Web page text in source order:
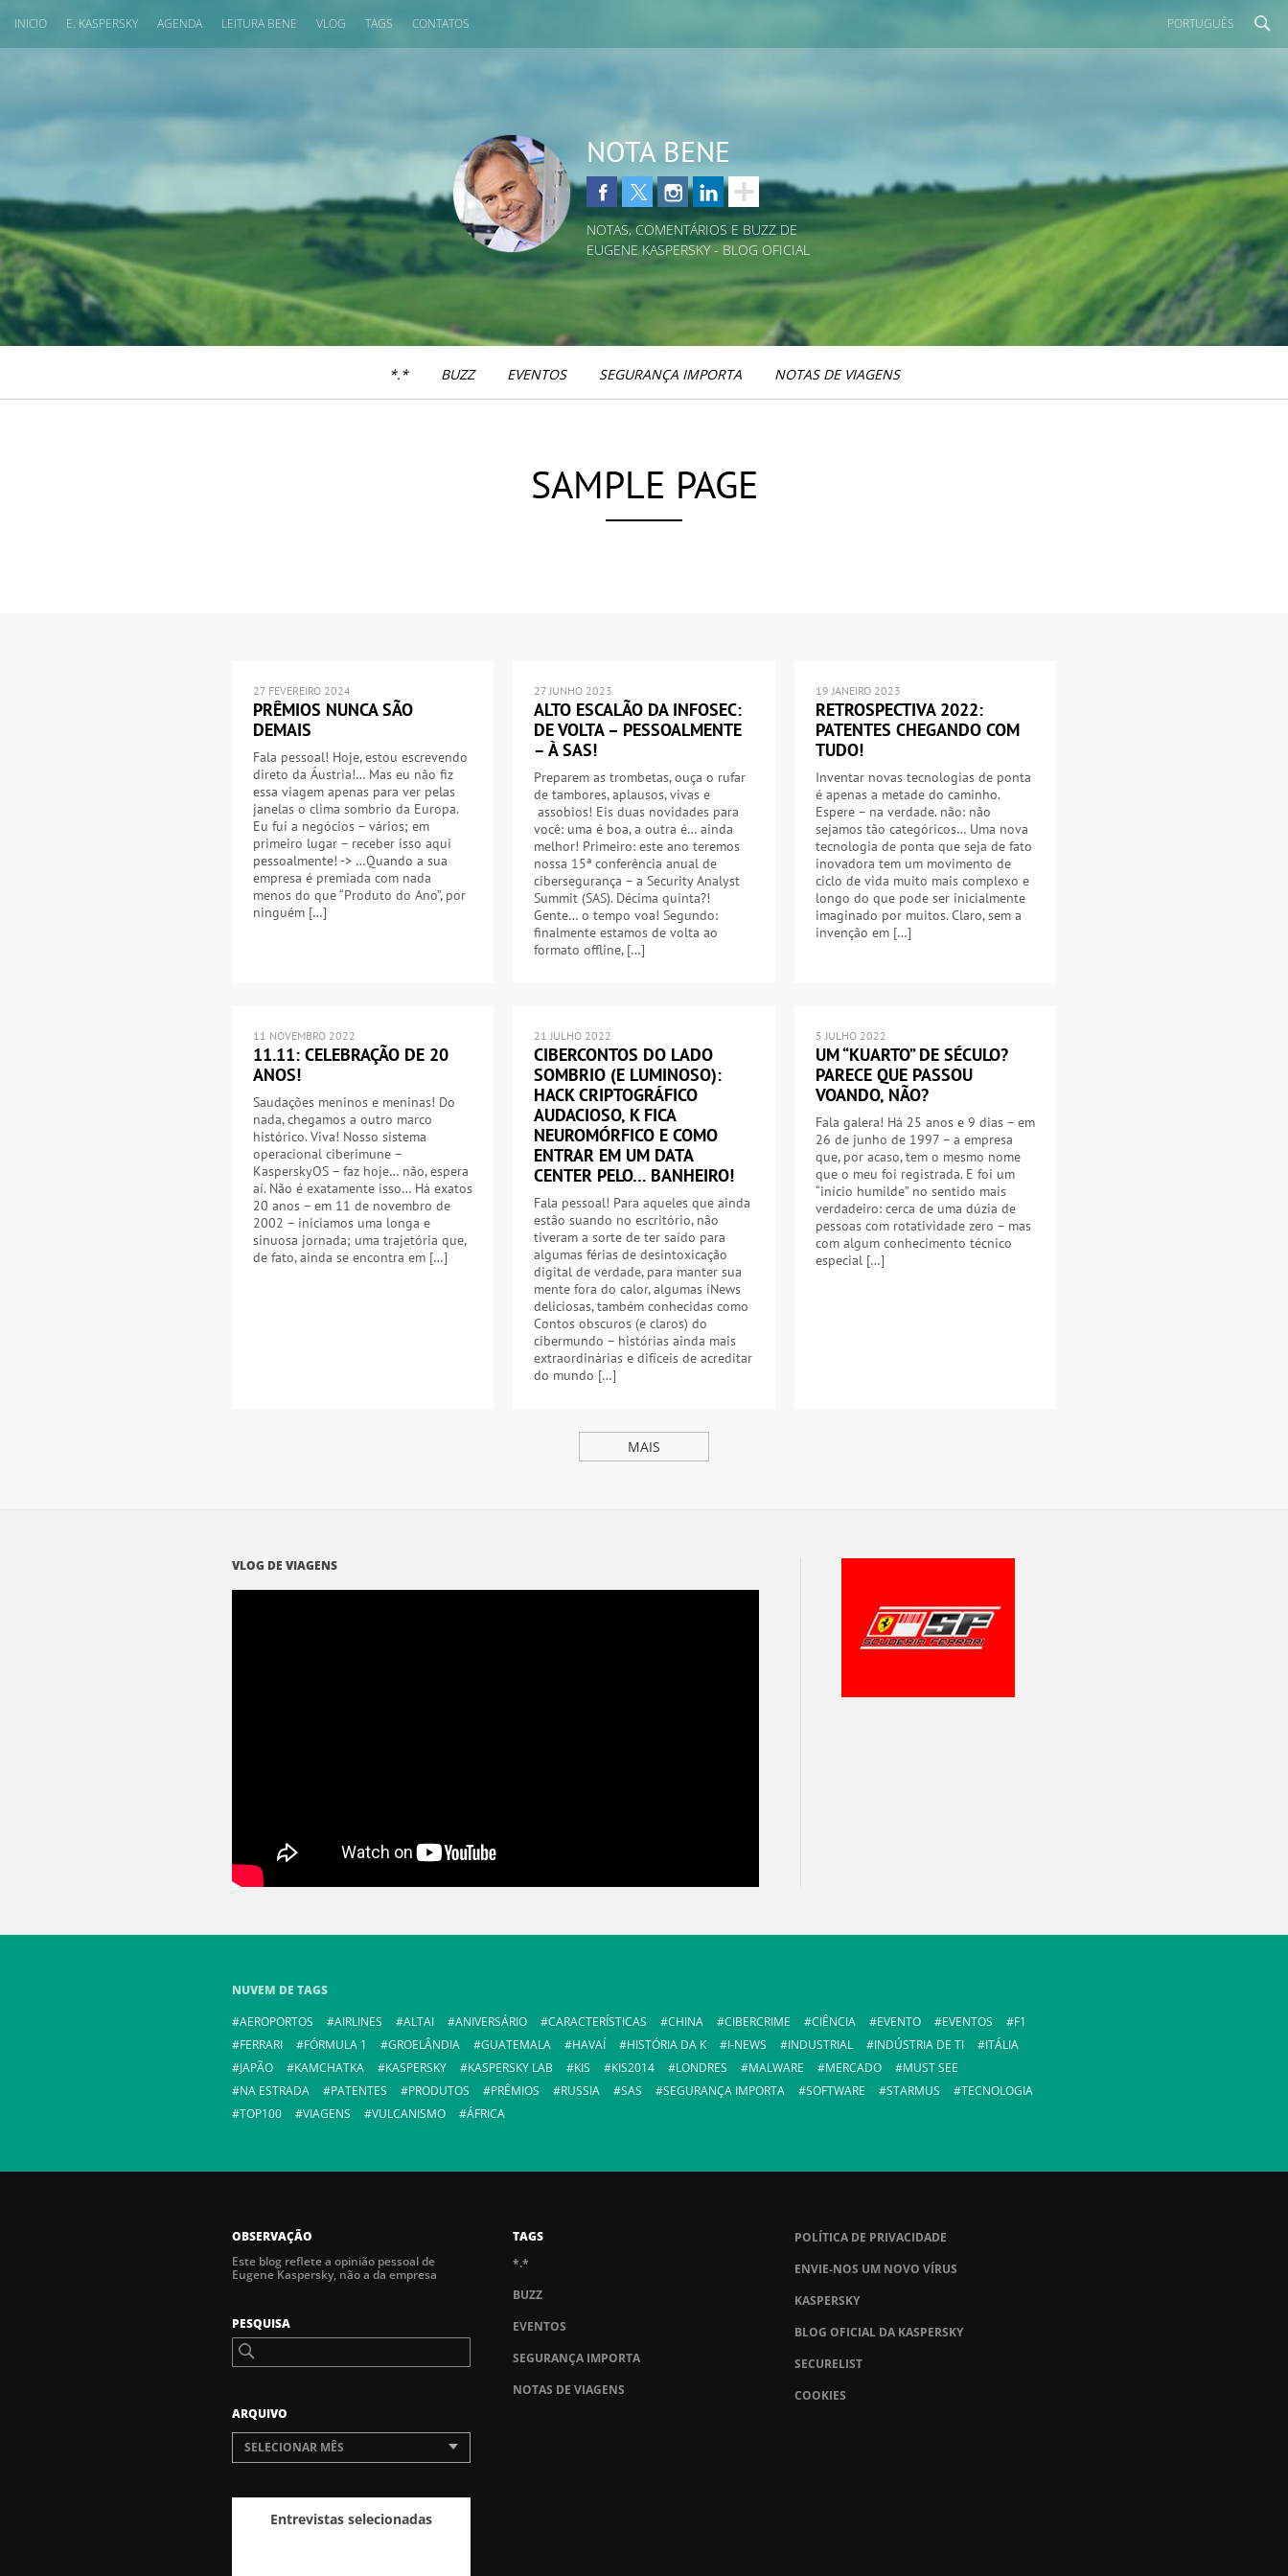
INICIO E. KASPERSKY AGENDA LEITURA BENE VLOG TAGS CONTATOS PORTUGUÊS
NOTA BENE
NOTAS, COMENTÁRIOS E BUZZ DE
EUGENE KASPERSKY - BLOG OFICIAL
*.* BUZZ EVENTOS SEGURANÇA IMPORTA NOTAS DE VIAGENS
SAMPLE PAGE
27 FEVEREIRO 2024
PRÊMIOS NUNCA SÃO
DEMAIS
Fala pessoal! Hoje, estou escrevendo
direto da Áustria!… Mas eu não fiz
essa viagem apenas para ver pelas
janelas o clima sombrio da Europa.
Eu fui a negócios – vários; em
primeiro lugar – receber isso aqui
pessoalmente! -> …Quando a sua
empresa é premiada com nada
menos do que “Produto do Ano”, por
ninguém […]
27 JUNHO 2023
ALTO ESCALÃO DA INFOSEC:
DE VOLTA – PESSOALMENTE
– À SAS!
Preparem as trombetas, ouça o rufar
de tambores, aplausos, vivas e
assobios! Eis duas novidades para
você: uma é boa, a outra é… ainda
melhor! Primeiro: este ano teremos
nossa 15ª conferência anual de
cibersegurança – a Security Analyst
Summit (SAS). Décima quinta?!
Gente… o tempo voa! Segundo:
finalmente estamos de volta ao
formato offline, […]
19 JANEIRO 2023
RETROSPECTIVA 2022:
PATENTES CHEGANDO COM
TUDO!
Inventar novas tecnologias de ponta
é apenas a metade do caminho.
Espere – na verdade. não: não
sejamos tão categóricos… Uma nova
tecnologia de ponta que seja de fato
inovadora tem um movimento de
ciclo de vida muito mais complexo e
longo do que pode ser inicialmente
imaginado por muitos. Claro, sem a
invenção em […]
11 NOVEMBRO 2022
11.11: CELEBRAÇÃO DE 20
ANOS!
Saudações meninos e meninas! Do
nada, chegamos a outro marco
histórico. Viva! Nosso sistema
operacional ciberimune –
KasperskyOS – faz hoje… não, espera
aí. Não é exatamente isso… Há exatos
20 anos – em 11 de novembro de
2002 – iniciamos uma longa e
sinuosa jornada; uma trajetória que,
de fato, ainda se encontra em […]
21 JULHO 2022
CIBERCONTOS DO LADO
SOMBRIO (E LUMINOSO):
HACK CRIPTOGRÁFICO
AUDACIOSO, K FICA
NEUROMÓRFICO E COMO
ENTRAR EM UM DATA
CENTER PELO… BANHEIRO!
Fala pessoal! Para aqueles que ainda
estão suando no escritório, não
tiveram a sorte de ter saído para
algumas férias de desintoxicação
digital de verdade, para manter sua
mente fora do calor, algumas iNews
deliciosas, também conhecidas como
Contos obscuros (e claros) do
cibermundo – histórias ainda mais
extraordinárias e difíceis de acreditar
do mundo […]
5 JULHO 2022
UM “KUARTO” DE SÉCULO?
PARECE QUE PASSOU
VOANDO, NÃO?
Fala galera! Há 25 anos e 9 dias – em
26 de junho de 1997 – a empresa
que, por acaso, tem o mesmo nome
que o meu foi registrada. E foi um
“início humilde” no sentido mais
verdadeiro: cerca de uma dúzia de
pessoas com rotatividade zero – mas
com algum conhecimento técnico
especial […]
MAIS
VLOG DE VIAGENS
NUVEM DE TAGS
AEROPORTOS
AIRLINES ALTAI ANIVERSÁRIO CARACTERÍSTICAS CHINA CIBERCRIME CIÊNCIA EVENTO EVENTOS
F1
FERRARI
FÓRMULA 1 GROELÂNDIA GUATEMALA HAVAÍ HISTÓRIA DA K I-NEWS INDUSTRIAL INDÚSTRIA DE TI
ITÁLIA
JAPÃO
KAMCHATKA KASPERSKY KASPERSKY LAB KIS KIS2014 LONDRES MALWARE MERCADO
MUST SEE
NA ESTRADA
PATENTES PRODUTOS PRÊMIOS RUSSIA SAS SEGURANÇA IMPORTA SOFTWARE STARMUS
TECNOLOGIA
TOP100
VIAGENS VULCANISMO ÁFRICA
OBSERVAÇÃO
Este blog reflete a opinião pessoal de
Eugene Kaspersky, não a da empresa
PESQUISA
ARQUIVO
SELECIONAR MÊS
Entrevistas selecionadas
TAGS
*.*
BUZZ
EVENTOS
SEGURANÇA IMPORTA
NOTAS DE VIAGENS
POLÍTICA DE PRIVACIDADE
ENVIE-NOS UM NOVO VÍRUS
KASPERSKY
BLOG OFICIAL DA KASPERSKY
SECURELIST
COOKIES